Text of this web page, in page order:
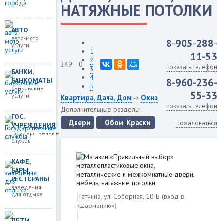
АВТО
авто-мото
услуги
БАНКИ,
БАНКОМАТЫ
банковские
услуги
ГОС.
УЧРЕЖДЕНИЯ
Государственные
службы
КАФЕ,
БАРЫ,
РЕСТОРАНЫ
заведения
для отдыха
НАТЯЖНЫЕ ПОТОЛКИ
249 0
1
2
3
4
5
Квартира, Дача, Дом -> Окна
Дополнительные разделы:
Двери Обои, Краски
8-905-288-
11-53
показать телефон
8-960-236-
55-33
показать телефон
пожаловаться
Гатчина, ул. Соборная, 10-Б (вхoд в
«Шаpманию»)